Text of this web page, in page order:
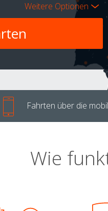
Weitere Optionen
Fahrten über die
Wie